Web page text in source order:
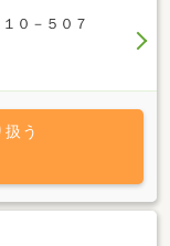
０－５０７
う